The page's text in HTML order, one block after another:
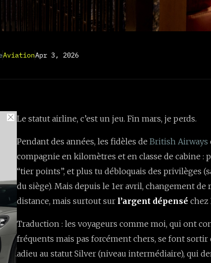
AviationApr 3, 2026
Le statut airline, c’est un jeu. Fin mars, je perds.
Pendant des années, les fidèles deBritish Airways
compagnie en kilomètres et en classe de cabine :
“tier points”, et plus tu débloquais des privilèges
du siège). Mais depuis le 1er avril, changement
distance, mais surtout sur l’argent dépensé chez
Traduction : les voyageurs comme moi, qui ont
fréquents mais pas forcément chers, se font
adieu au statut Silver (niveau intermédiaire), qui